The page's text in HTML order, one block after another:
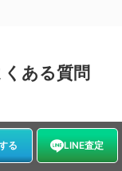
ある質問
よくある質問をま
る LINE査定